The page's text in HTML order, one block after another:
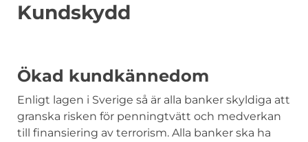
Kundskydd
Ökad kundkännedom
Enligt lagen i Sverige så är alla banker skyldiga att
granska risken för penningtvätt och medverkan
till finansiering av terrorism. Alla banker ska ha